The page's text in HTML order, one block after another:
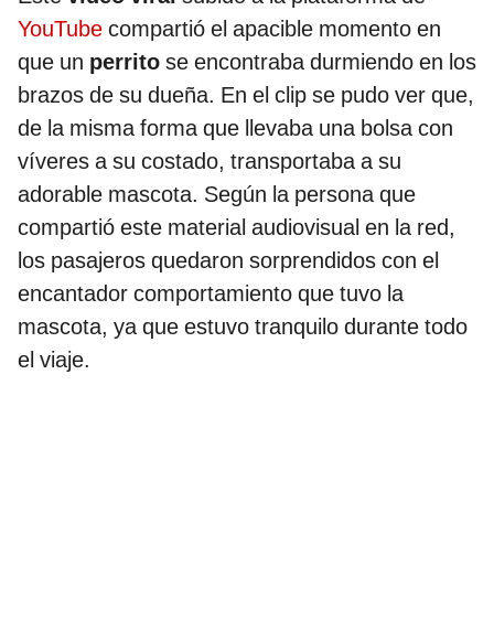
YouTube compartió el apacible momento en
que un perrito se encontraba durmiendo en los
brazos de su dueña. En el clip se pudo ver que,
de la misma forma que llevaba una bolsa con
víveres a su costado, transportaba a su
adorable mascota. Según la persona que
compartió este material audiovisual en la red,
los pasajeros quedaron sorprendidos con el
encantador comportamiento que tuvo la
mascota, ya que estuvo tranquilo durante todo
el viaje.